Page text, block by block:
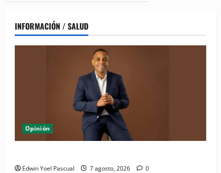
INFORMACIÓN / SALUD
Opinión
Edwin Yoel Pascual 7 agosto, 2026 0